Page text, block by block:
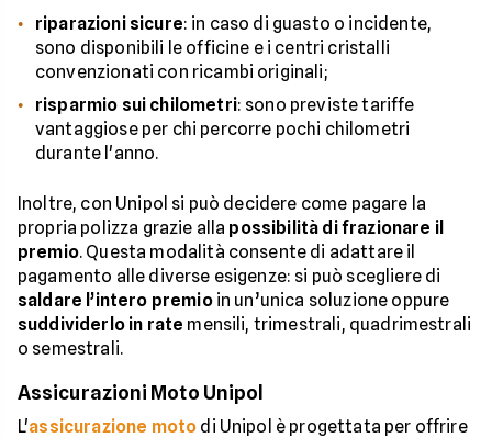
riparazioni sicure: in caso di guasto o incidente,
sono disponibili le officine e i centri cristalli
convenzionati con ricambi originali;
risparmio sui chilometri: sono previste tariffe
vantaggiose per chi percorre pochi chilometri
durante l'anno.
Inoltre, con Unipol si può decidere come pagare la
propria polizza grazie alla possibilità di frazionare il
premio. Questa modalità consente di adattare il
pagamento alle diverse esigenze: si può scegliere di
saldare l’intero premioin un’unica soluzione oppure
suddividerlo in rate mensili, trimestrali, quadrimestrali
o semestrali.
Assicurazioni Moto Unipol
L'assicurazione moto di Unipol è progettata per offrire